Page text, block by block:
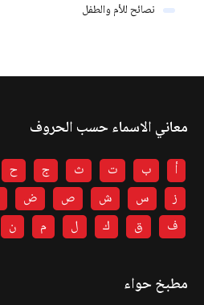
نصائح للأم والطفل
معاني الاسماء حسب الحروف
أ ب ت ث ج ح
ز
س ش ص ض
ف
ق ك ل م ن
مطبخ حواء